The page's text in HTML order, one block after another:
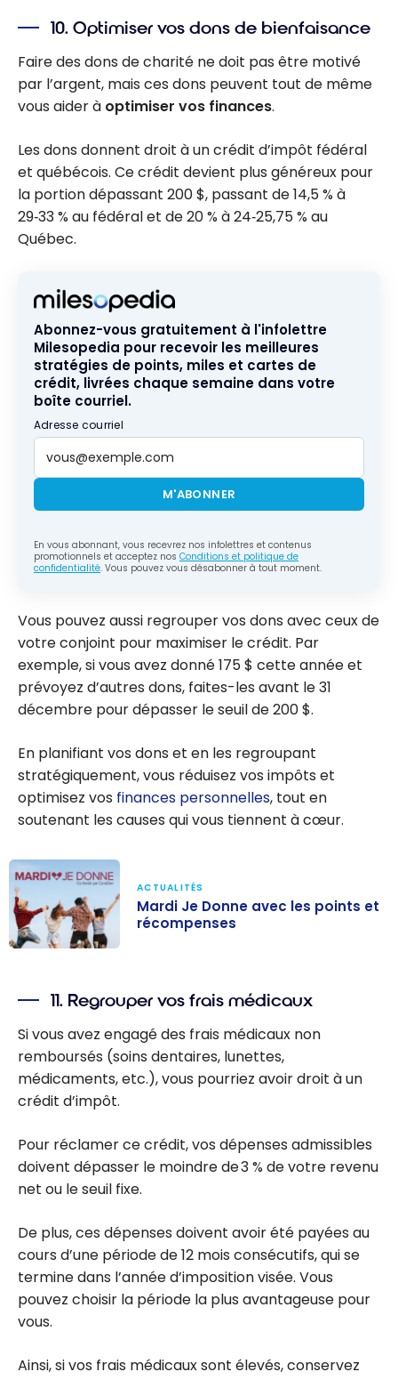
10. Optimiser vos dons de bienfaisance
Faire des dons de charité ne doit pas être motivé
par l’argent, mais ces dons peuvent tout de même
vous aider à optimiser vos finances.
Les dons donnent droit à un crédit d’impôt fédéral
et québécois. Ce crédit devient plus généreux pour
la portion dépassant 200 $, passant de 14,5 % à
29‑33 % au fédéral et de 20 % à 24‑25,75 % au
Québec.
Abonnez-vous gratuitement à l'infolettre
Milesopedia pour recevoir les meilleures
stratégies de points, miles et cartes de
crédit, livrées chaque semaine dans votre
boîte courriel.
Adresse courriel
M'ABONNER
En vous abonnant, vous recevrez nos infolettres et contenus
promotionnels et acceptez nos Conditions et politique de
confidentialité. Vous pouvez vous désabonner à tout moment.
Vous pouvez aussi regrouper vos dons avec ceux de
votre conjoint pour maximiser le crédit. Par
exemple, si vous avez donné 175 $ cette année et
prévoyez d’autres dons, faites-les avant le 31
décembre pour dépasser le seuil de 200 $.
En planifiant vos dons et en les regroupant
stratégiquement, vous réduisez vos impôts et
optimisez vos finances personnelles, tout en
soutenant les causes qui vous tiennent à cœur.
et
récompenses
ACTUALITÉS
Mardi Je Donne avec les points et
récompenses
11. Regrouper vos frais médicaux
Si vous avez engagé des frais médicaux non
remboursés (soins dentaires, lunettes,
médicaments, etc.), vous pourriez avoir droit à un
crédit d’impôt.
Pour réclamer ce crédit, vos dépenses admissibles
doivent dépasser le moindre de 3 % de votre revenu
net ou le seuil fixe.
De plus, ces dépenses doivent avoir été payées au
cours d’une période de 12 mois consécutifs, qui se
termine dans l’année d’imposition visée. Vous
pouvez choisir la période la plus avantageuse pour
vous.
Ainsi, si vos frais médicaux sont élevés, conservez